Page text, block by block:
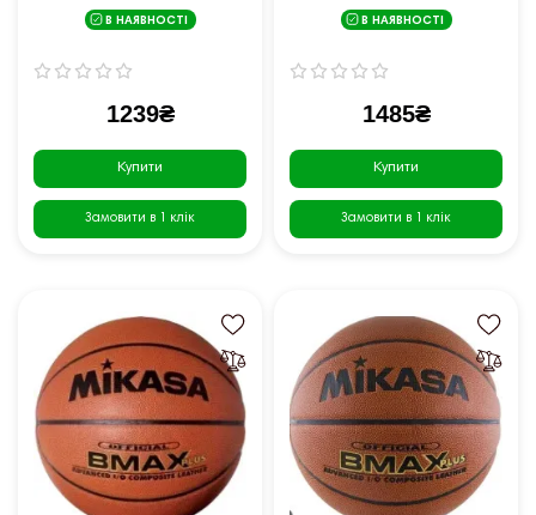
В НАЯВНОСТІ
1239₴
Купити
Замовити в 1 клік
В НАЯВНОСТІ
1485₴
Купити
Замовити в 1 клік